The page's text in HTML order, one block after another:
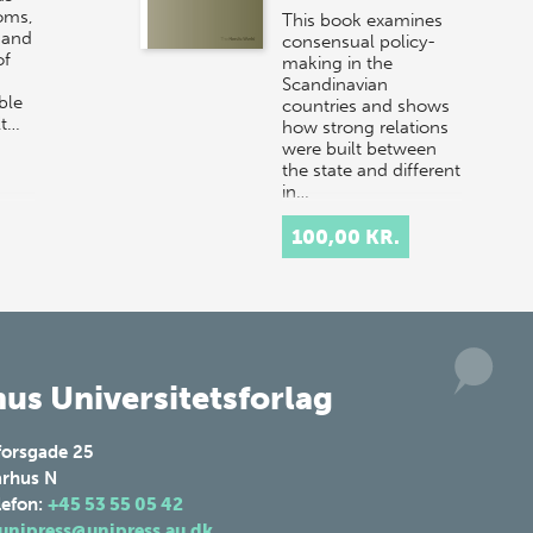
This book examines
consensual policy-
making in the
Scandinavian
countries and shows
how strong relations
were built between
the state and different
in…
100,00 KR.
Universitetsforlag
25
N
+45 53 55 05 42